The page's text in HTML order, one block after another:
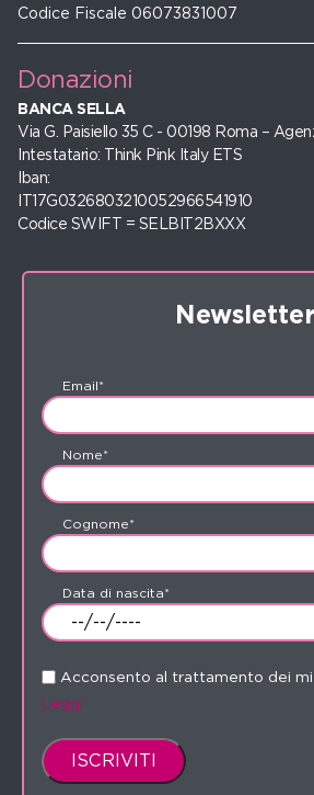
Codice Fiscale 06073831007
Donazioni
BANCA SELLA
Via G. Paisiello 35 C - 00198 Roma –
Intestatario: Think Pink Italy ETS
Iban:
IT17G0326803210052966541910
Codice SWIFT = SELBIT2BXXX
Newsletter
Email*
Nome*
Cognome*
Data di nascita*
Acconsento al trattamento dei
Leggi